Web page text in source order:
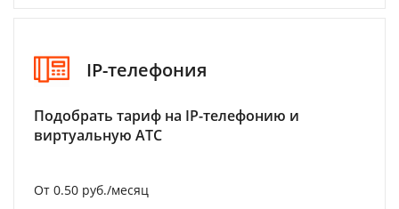
IP-телефония
Подобрать тариф на IP-телефонию и
виртуальную АТС
От 0.50 руб./месяц